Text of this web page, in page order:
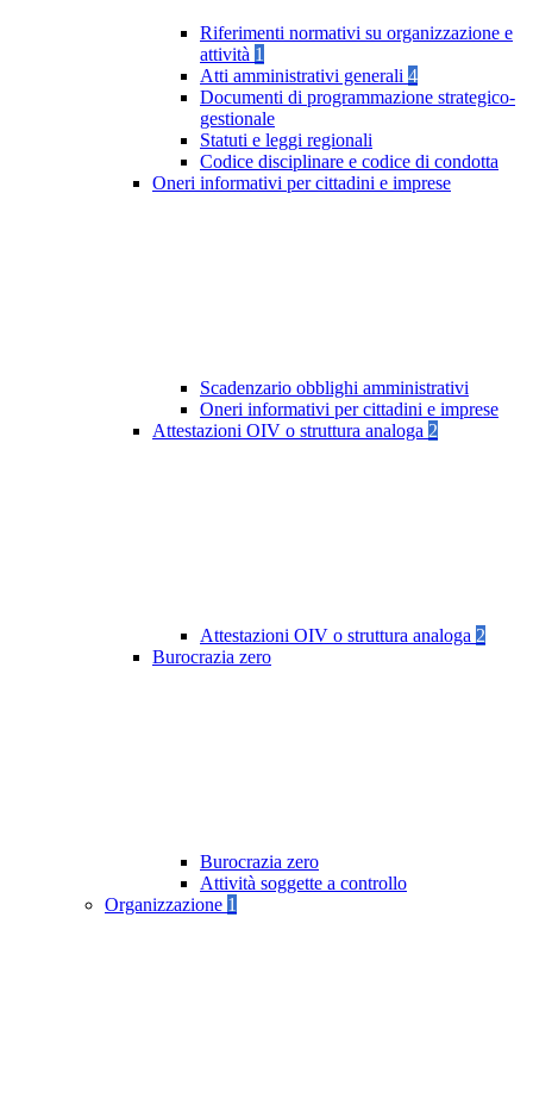
Riferimenti normativi su organizzazione e
attività 1
Atti amministrativi generali 4
Documenti di programmazione strategico-
gestionale
Statuti e leggi regionali
Codice disciplinare e codice di condotta
Oneri informativi per cittadini e imprese
Scadenzario obblighi amministrativi
Oneri informativi per cittadini e imprese
Attestazioni OIV o struttura analoga 2
Attestazioni OIV o struttura analoga 2
Burocrazia zero
Burocrazia zero
Attività soggette a controllo
Organizzazione 1